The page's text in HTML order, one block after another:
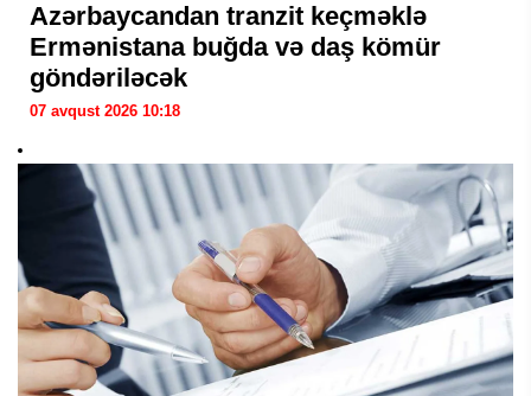
Azərbaycandan tranzit keçməklə
Ermənistana buğda və daş kömür
göndəriləcək
07 avqust 2026 10:18